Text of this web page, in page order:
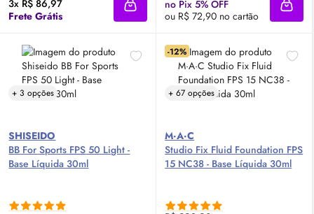
3x R$ 86,97
Frete Grátis
Adicionar à sacola
no Pix 5% OFF
ou R$ 72,90 no cartão
+ 3 opções
SHISEIDO
BB For SportsFPS 50 Light -
Base Líquida 30ml
-12%
+ 67 opções
M·A·C
Studio Fix Fluid FoundationFPS
15 NC38 - Base Líquida 30ml